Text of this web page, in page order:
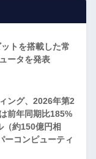
トを搭載した常
ータを発表
ング、2026年第2
前年同期比185%
（約150億円相
ーコンピューティ